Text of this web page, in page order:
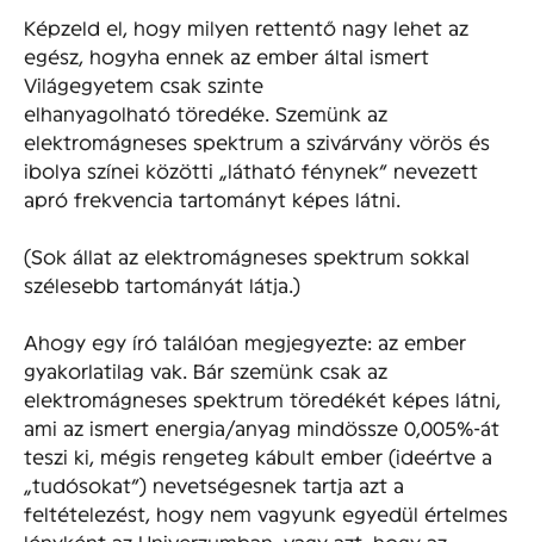
Képzeld el, hogy milyen rettentő nagy lehet az
egész, hogyha ennek az ember által ismert
Világegyetem csak szinte
elhanyagolható töredéke. Szemünk az
elektromágneses spektrum a szivárvány vörös és
ibolya színei közötti „látható fénynek” nevezett
apró frekvencia tartományt képes látni.
(Sok állat az elektromágneses spektrum sokkal
szélesebb tartományát látja.)
Ahogy egy író találóan megjegyezte: az ember
gyakorlatilag vak. Bár szemünk csak az
elektromágneses spektrum töredékét képes látni,
ami az ismert energia/anyag mindössze 0,005%-át
teszi ki, mégis rengeteg kábult ember (ideértve a
„tudósokat”) nevetségesnek tartja azt a
feltételezést, hogy nem vagyunk egyedül értelmes